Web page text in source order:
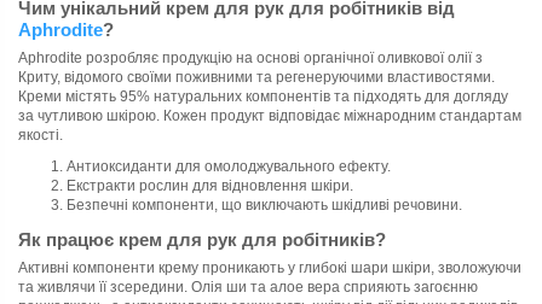
Чим унікальний крем для рук для робітників від
Aphrodite?
Aphrodite розробляє продукцію на основі органічної оливкової олії з
Криту, відомого своїми поживними та регенеруючими властивостями.
Креми містять 95% натуральних компонентів та підходять для догляду
за чутливою шкірою. Кожен продукт відповідає міжнародним стандартам
якості.
Антиоксиданти для омолоджувального ефекту.
Екстракти рослин для відновлення шкіри.
Безпечні компоненти, що виключають шкідливі речовини.
Як працює крем для рук для робітників?
Активні компоненти крему проникають у глибокі шари шкіри, зволожуючи
та живлячи її зсередини. Олія ши та алое вера сприяють загоєнню